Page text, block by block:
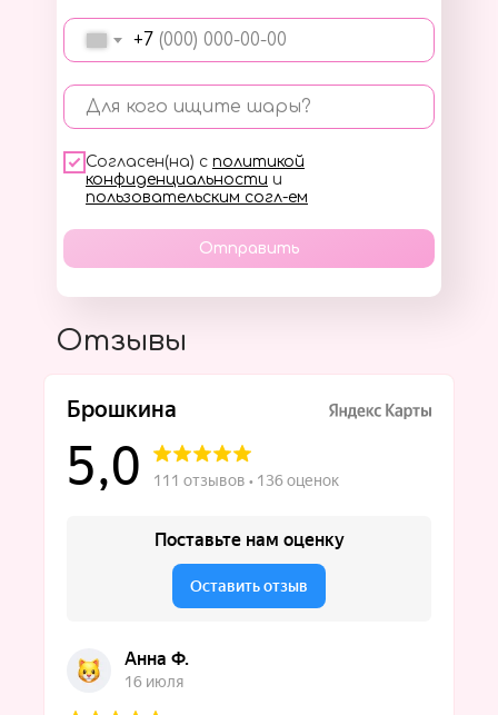
+7
Для кого ищите шары?
Согласен(на) с политикой
конфиденциальности и
пользовательским согл-ем
Отправить
Отзывы